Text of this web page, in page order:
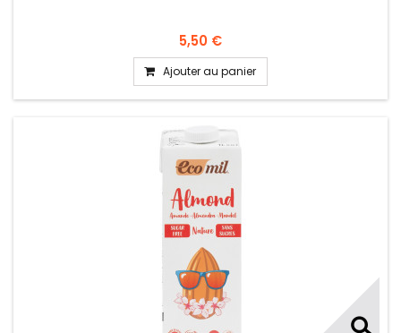
5,50 €
Ajouter au panier